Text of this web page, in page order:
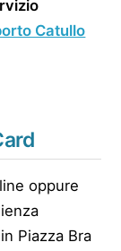
Catullo
oppure
Piazza Bra